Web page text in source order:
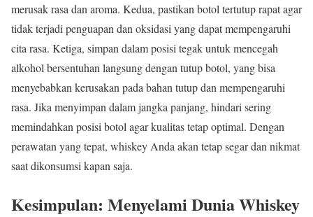
merusak rasa dan aroma. Kedua, pastikan botol tertutup rapat agar
tidak terjadi penguapan dan oksidasi yang dapat mempengaruhi
cita rasa. Ketiga, simpan dalam posisi tegak untuk mencegah
alkohol bersentuhan langsung dengan tutup botol, yang bisa
menyebabkan kerusakan pada bahan tutup dan mempengaruhi
rasa. Jika menyimpan dalam jangka panjang, hindari sering
memindahkan posisi botol agar kualitas tetap optimal. Dengan
perawatan yang tepat, whiskey Anda akan tetap segar dan nikmat
saat dikonsumsi kapan saja.
Kesimpulan: Menyelami Dunia Whiskey